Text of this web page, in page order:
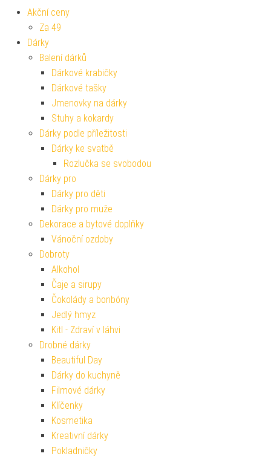
Akční ceny
Za 49
Dárky
Balení dárků
Dárkové krabičky
Dárkové tašky
Jmenovky na dárky
Stuhy a kokardy
Dárky podle příležitosti
Dárky ke svatbě
Rozlučka se svobodou
Dárky pro
Dárky pro děti
Dárky pro muže
Dekorace a bytové doplňky
Vánoční ozdoby
Dobroty
Alkohol
Čaje a sirupy
Čokolády a bonbóny
Jedlý hmyz
Kitl - Zdraví v láhvi
Drobné dárky
Beautiful Day
Dárky do kuchyně
Filmové dárky
Klíčenky
Kosmetika
Kreativní dárky
Pokladničky